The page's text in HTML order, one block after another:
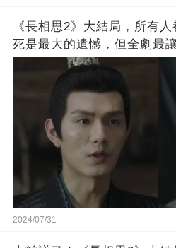
《長相思2》大結局，所有
死是最大的遺憾，但全劇最
相柳、也不是豐隆，而是被
2024/07/31